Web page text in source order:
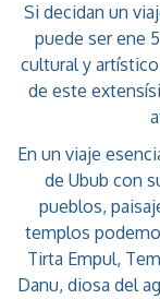
Si decidan un
puede ser ene
cultural y
de este
En un viaje
de Ubub con
pueblos,
templos
Tirta Empul,
Danu, diosa del